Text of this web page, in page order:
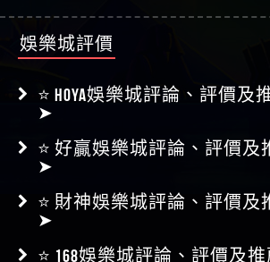
⭐ HOYA娛樂城評論、評價及
⭐ 好贏娛樂城評論、評價及
➤
⭐ 財神娛樂城評論、評價及
➤
⭐ 168娛樂城評論、評價及
金合發娛樂城評論、評價及